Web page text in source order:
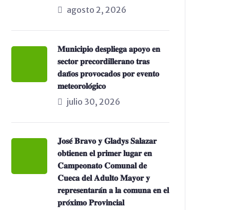
agosto 2, 2026
𝐌𝐮𝐧𝐢𝐜𝐢𝐩𝐢𝐨 𝐝𝐞𝐬𝐩𝐥𝐢𝐞𝐠𝐚 𝐚𝐩𝐨𝐲𝐨 𝐞𝐧
𝐬𝐞𝐜𝐭𝐨𝐫 𝐩𝐫𝐞𝐜𝐨𝐫𝐝𝐢𝐥𝐥𝐞𝐫𝐚𝐧𝐨 𝐭𝐫𝐚𝐬
𝐝𝐚𝐧̃𝐨𝐬 𝐩𝐫𝐨𝐯𝐨𝐜𝐚𝐝𝐨𝐬 𝐩𝐨𝐫 𝐞𝐯𝐞𝐧𝐭𝐨
𝐦𝐞𝐭𝐞𝐨𝐫𝐨𝐥𝐨́𝐠𝐢𝐜𝐨
julio 30, 2026
𝐉𝐨𝐬𝐞́ 𝐁𝐫𝐚𝐯𝐨 𝐲 𝐆𝐥𝐚𝐝𝐲𝐬 𝐒𝐚𝐥𝐚𝐳𝐚𝐫
𝐨𝐛𝐭𝐢𝐞𝐧𝐞𝐧 𝐞𝐥 𝐩𝐫𝐢𝐦𝐞𝐫 𝐥𝐮𝐠𝐚𝐫 𝐞𝐧
𝐂𝐚𝐦𝐩𝐞𝐨𝐧𝐚𝐭𝐨 𝐂𝐨𝐦𝐮𝐧𝐚𝐥 𝐝𝐞
𝐂𝐮𝐞𝐜𝐚 𝐝𝐞𝐥 𝐀𝐝𝐮𝐥𝐭𝐨 𝐌𝐚𝐲𝐨𝐫 𝐲
𝐫𝐞𝐩𝐫𝐞𝐬𝐞𝐧𝐭𝐚𝐫𝐚́𝐧 𝐚 𝐥𝐚 𝐜𝐨𝐦𝐮𝐧𝐚 𝐞𝐧 𝐞𝐥
𝐩𝐫𝐨́𝐱𝐢𝐦𝐨 𝐏𝐫𝐨𝐯𝐢𝐧𝐜𝐢𝐚𝐥